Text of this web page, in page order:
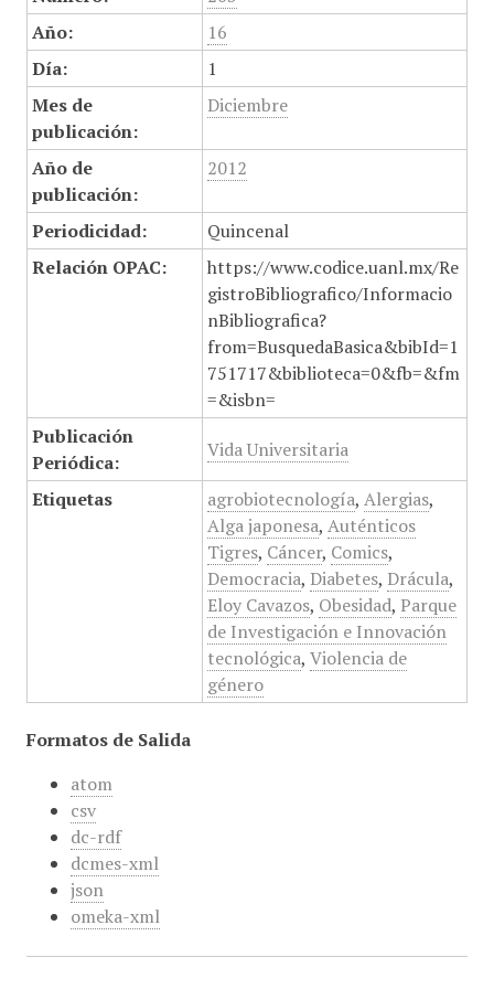
Año:
16
Día:
1
Mes de
publicación:
Diciembre
Año de
publicación:
2012
Periodicidad:
Quincenal
Relación OPAC:
https://www.codice.uanl.mx/Re
gistroBibliografico/Informacio
nBibliografica?
from=BusquedaBasica&bibId=1
751717&biblioteca=0&fb=&fm
=&isbn=
Publicación
Periódica:
Vida Universitaria
Etiquetas agrobiotecnología, Alergias,
Alga japonesa, Auténticos
Tigres, Cáncer, Comics,
Democracia, Diabetes, Drácula,
Eloy Cavazos, Obesidad, Parque
de Investigación e Innovación
tecnológica, Violencia de
género
Formatos de Salida
atom
csv
dc-rdf
dcmes-xml
json
omeka-xml